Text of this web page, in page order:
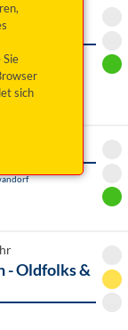
Sie
sich
-
- Oldfolks &